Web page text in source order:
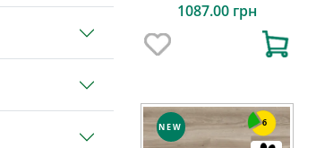
1087.00 грн
NEW 6